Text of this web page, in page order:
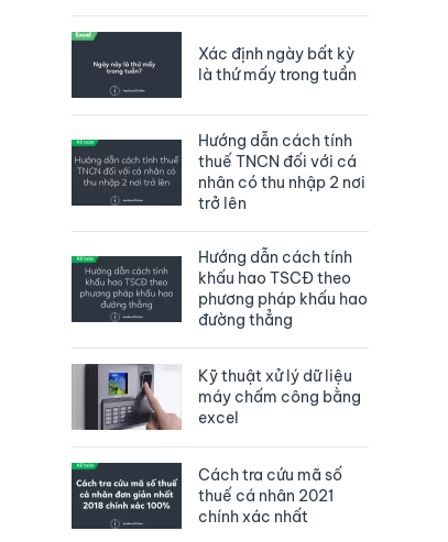
Xác định ngày bất kỳ
là thứ mấy trong tuần
Hướng dẫn cách tính
thuế TNCN đối với cá
nhân có thu nhập 2 nơi
trở lên
Hướng dẫn cách tính
khấu hao TSCĐ theo
phương pháp khấu hao
đường thẳng
Kỹ thuật xử lý dữ liệu
máy chấm công bằng
excel
Cách tra cứu mã số
thuế cá nhân 2021
chính xác nhất